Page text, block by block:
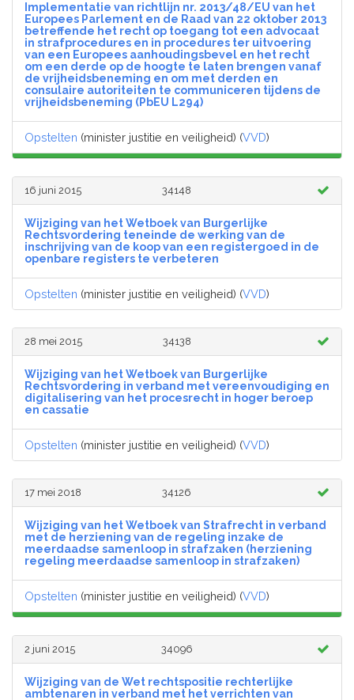
Implementatie van richtlijn nr. 2013/48/EU van het
Europees Parlement en de Raad van 22 oktober 2013
betreffende het recht op toegang tot een advocaat
in strafprocedures en in procedures ter uitvoering
van een Europees aanhoudingsbevel en het recht
om een derde op de hoogte te laten brengen vanaf
de vrijheidsbeneming en om met derden en
consulaire autoriteiten te communiceren tijdens de
vrijheidsbeneming (PbEU L294)
Opstelten (minister justitie en veiligheid) (VVD)
16 juni 2015 34148
Wijziging van het Wetboek van Burgerlijke
Rechtsvordering teneinde de werking van de
inschrijving van de koop van een registergoed in de
openbare registers te verbeteren
Opstelten (minister justitie en veiligheid) (VVD)
28 mei 2015 34138
Wijziging van het Wetboek van Burgerlijke
Rechtsvordering in verband met vereenvoudiging en
digitalisering van het procesrecht in hoger beroep
en cassatie
Opstelten (minister justitie en veiligheid) (VVD)
17 mei 2018 34126
Wijziging van het Wetboek van Strafrecht in verband
met de herziening van de regeling inzake de
meerdaadse samenloop in strafzaken (herziening
regeling meerdaadse samenloop in strafzaken)
Opstelten (minister justitie en veiligheid) (VVD)
2 juni 2015 34096
Wijziging van de Wet rechtspositie rechterlijke
ambtenaren in verband met het verrichten van